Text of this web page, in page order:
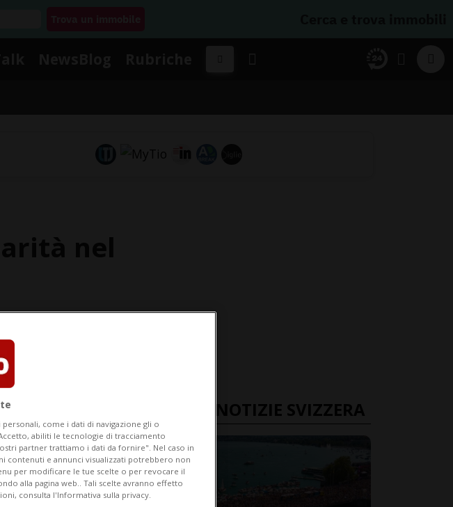
ULTIME NOTIZIE SVIZZERA
come i dati di navigazione gli o
abiliti le tecnologie di tracciamento
partner trattiamo i dati da fornire". Nel caso in
contenuti e annunci visualizzati potrebbero non
per modificare le tue scelte o per revocare il
alla pagina web.. Tali scelte avranno effetto
consulta l'Informativa sulla privacy.